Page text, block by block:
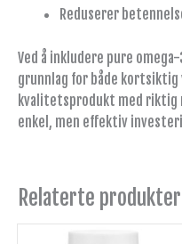
Reduserer
Ved å inkludere pure
grunnlag for både
kvalitetsprodukt med riktig
enkel, men effektiv
Relaterte produkter